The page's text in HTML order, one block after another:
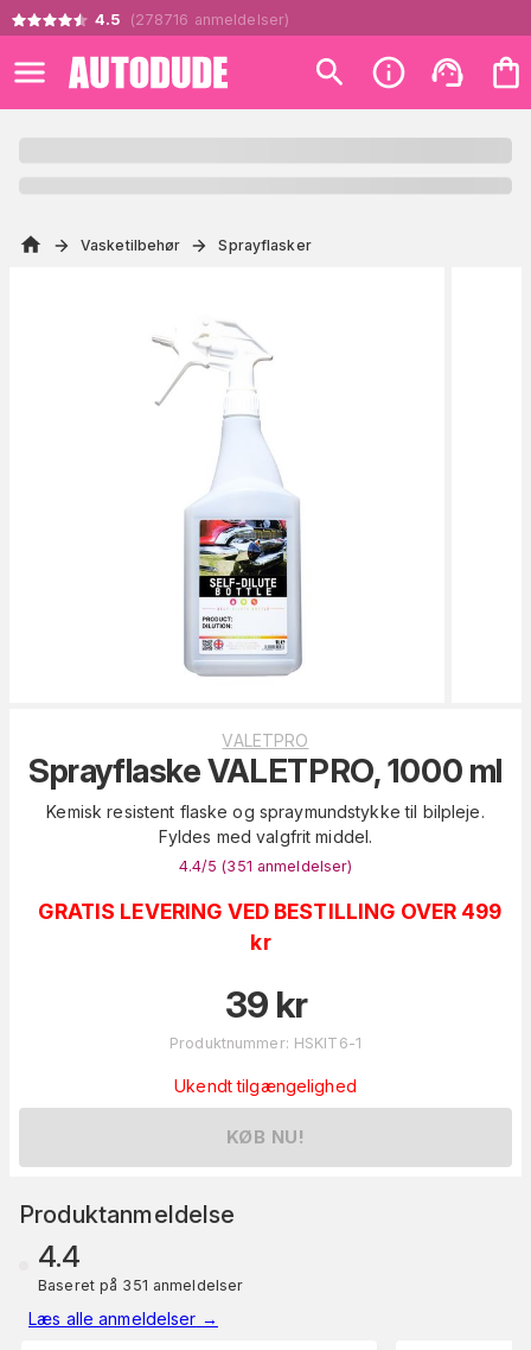
4.5 (278716 anmeldelser)
Vasketilbehør Sprayflasker
VALETPRO
Sprayflaske VALETPRO, 1000 ml
Kemisk resistent flaske og spraymundstykke til bilpleje.
Fyldes med valgfrit middel.
4.4/5 (351 anmeldelser)
GRATIS LEVERING VED BESTILLING OVER 499
kr
39 kr
Produktnummer: HSKIT6-1
Ukendt tilgængelighed
KØB NU!
Produktanmeldelse
4.4
Baseret på 351 anmeldelser
Læs alle anmeldelser →